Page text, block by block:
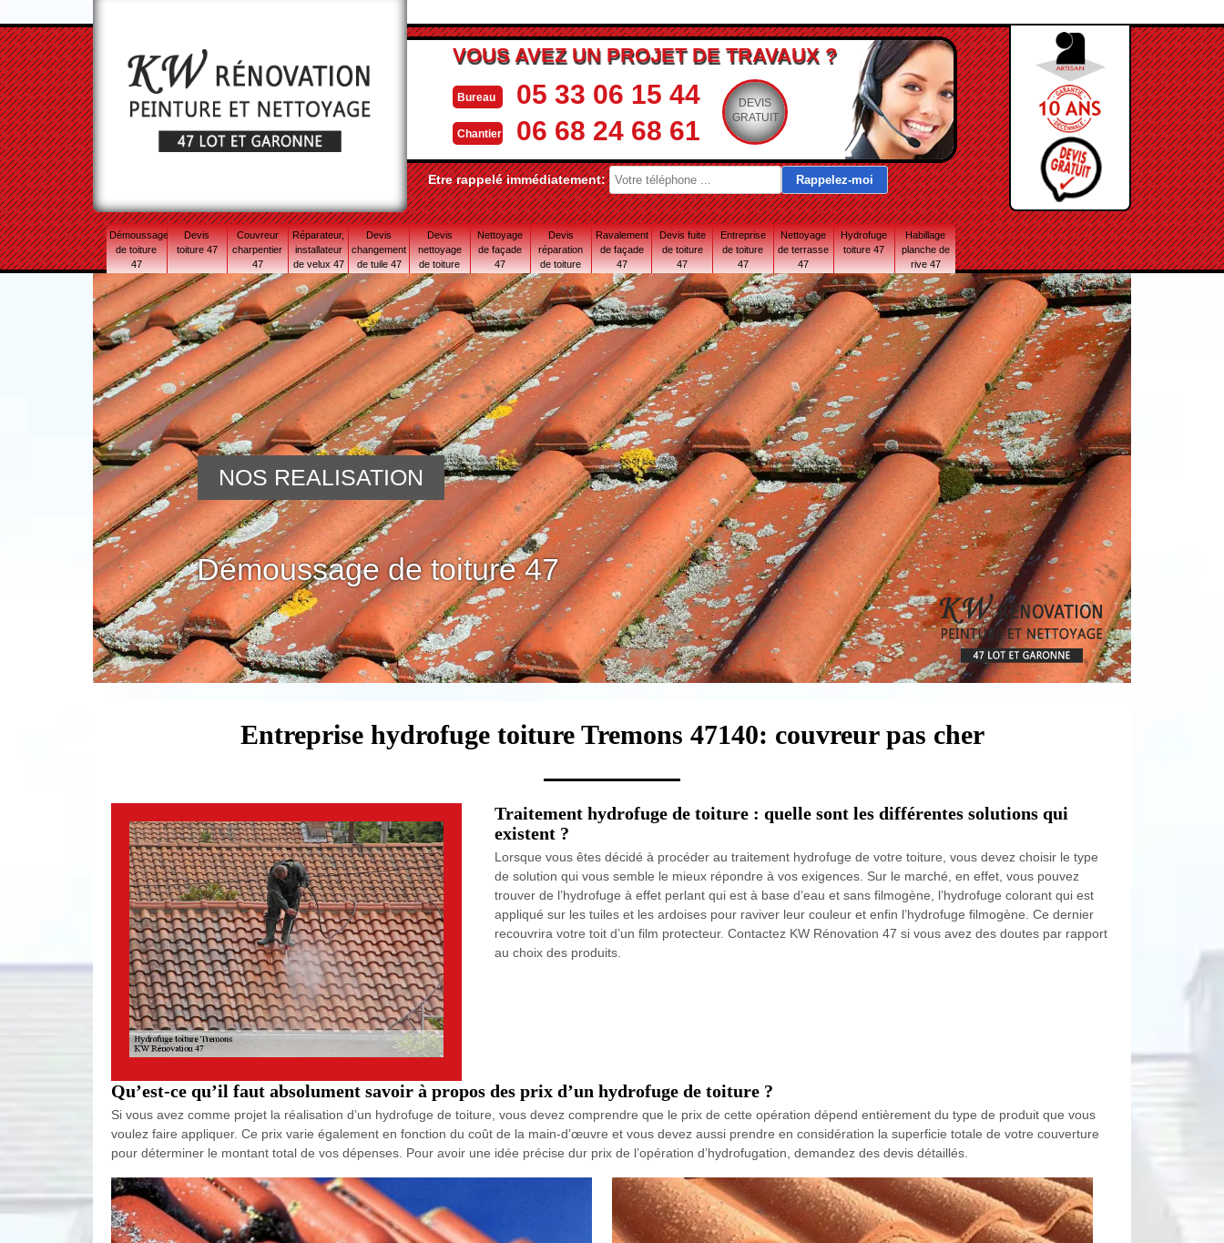
VOUS AVEZ UN PROJET DE TRAVAUX ?
Bureau 05 33 06 15 44
Chantier 06 68 24 68 61
DEVIS
GRATUIT
Etre rappelé immédiatement:
Démoussage
de toiture
47
Devis
toiture 47
Couvreur
charpentier
47
Réparateur,
installateur
de velux 47
Devis
changement
de tuile 47
Devis
nettoyage
de toiture
47
Nettoyage
de façade
47
Devis
réparation
de toiture
47 Lot-et-
Garonne
Ravalement
de façade
47
Devis fuite
de toiture
47
Entreprise
de toiture
47
Nettoyage
de terrasse
47
Hydrofuge
toiture 47
Habillage
planche de
rive 47
Démoussage de toiture 47
NOS REALISATION
Entreprise hydrofuge toiture Tremons 47140: couvreur pas cher
Traitement hydrofuge de toiture : quelle sont les différentes solutions qui
existent ?
Lorsque vous êtes décidé à procéder au traitement hydrofuge de votre toiture, vous devez choisir le type
de solution qui vous semble le mieux répondre à vos exigences. Sur le marché, en effet, vous pouvez
trouver de l’hydrofuge à effet perlant qui est à base d’eau et sans filmogène, l’hydrofuge colorant qui est
appliqué sur les tuiles et les ardoises pour raviver leur couleur et enfin l’hydrofuge filmogène. Ce dernier
recouvrira votre toit d’un film protecteur. Contactez KW Rénovation 47 si vous avez des doutes par rapport
au choix des produits.
Qu’est-ce qu’il faut absolument savoir à propos des prix d’un hydrofuge de toiture ?
Si vous avez comme projet la réalisation d’un hydrofuge de toiture, vous devez comprendre que le prix de cette opération dépend entièrement du type de produit que vous
voulez faire appliquer. Ce prix varie également en fonction du coût de la main-d’œuvre et vous devez aussi prendre en considération la superficie totale de votre couverture
pour déterminer le montant total de vos dépenses. Pour avoir une idée précise dur prix de l’opération d’hydrofugation, demandez des devis détaillés.